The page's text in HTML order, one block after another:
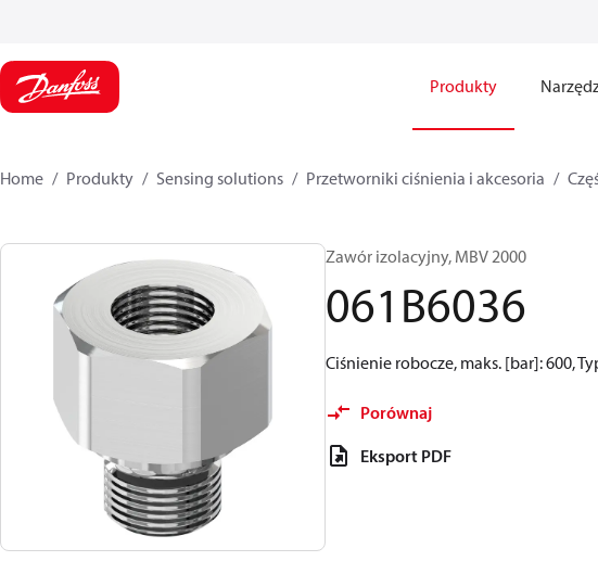
Produkty
Home Produkty Sensing solutions Przetworniki ciśnienia i akcesoria
Zawór izolacyjny, MBV 2000
061B6036
Ciśnienie robocze, maks. [bar]: 600,
Porównaj
Eksport PDF